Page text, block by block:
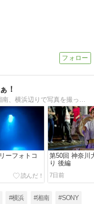
！
ーフォトコ
第50回 神奈川
り 後編
7日前
#横浜 #湘南 #SONY